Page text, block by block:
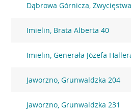
Dąbrowa Górnicza,
Imielin, Brata Alberta 40
Imielin, Generała Józefa
Jaworzno, Grunwaldzka 204
Jaworzno, Grunwaldzka 231